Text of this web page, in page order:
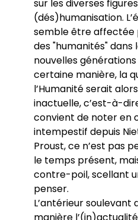
sur les diverses
(dés)humanisation.
semble être affectée
des "humanités"
nouvelles générations
certaine manière, la
l’Humanité serait
inactuelle, c’est-à-
convient de noter en
intempestif depuis
Proust, ce n’est pas
le temps présent,
contre-poil, scellant
penser.
L’antérieur soulevant